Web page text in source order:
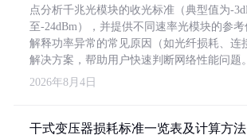
点分析千兆光模块的收光标准（典型值为-
至-24dBm），并提供不同速率光模块的参
解释功率异常的常见原因（如光纤损耗、连
解决方案，帮助用户快速判断网络性能问题。
2026年8月4日
干式变压器损耗标准一览表及计算方法